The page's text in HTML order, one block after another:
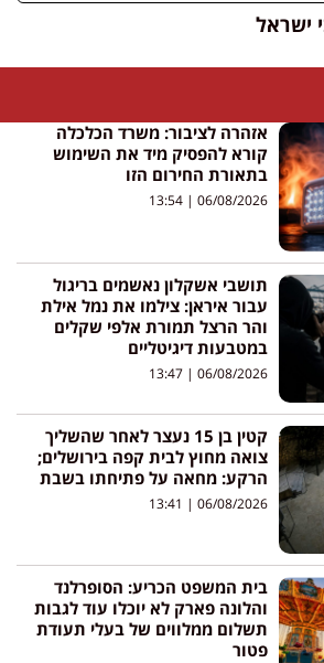
ישראל
אזהרה לציבור: משרד הכלכלה
קורא להפסיק מיד את השימוש
בתאורת החירום הזו
06/08/2026
תושבי אשקלון נאשמים בריגול
עבור איראן: צילמו את נמל אילת
והר הרצל תמורת אלפי שקלים
במטבעות דיגיטליים
06/08/2026
קטין בן 15 נעצר לאחר שהשליך
צואה מחוץ לבית קפה בירושלים;
הרקע: מחאה על פתיחתו בשבת
06/08/2026
בית המשפט הכריע: הסופרלנד
והלונה פארק לא יוכלו עוד לגבות
תשלום ממלווים של בעלי תעודת
פטור